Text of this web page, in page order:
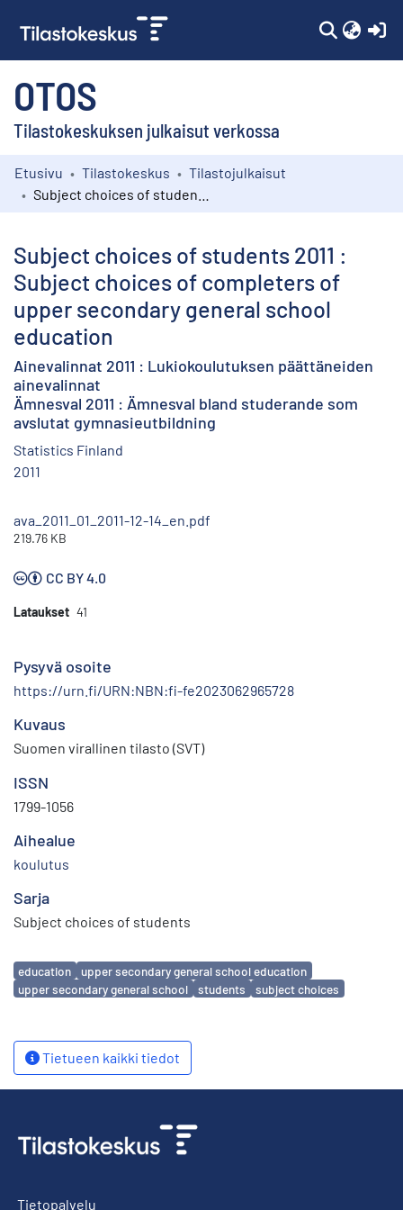
OTOS
Tilastokeskuksen julkaisut verkossa
Kokoelmat
Etusivu Tilastokeskus
Tilastojulkaisut
Subject choices of students 2011 :
Subject choices of completers of
upper secondary general school
education
Ainevalinnat 2011 : Lukiokoulutuksen päättäneiden
ainevalinnat
Ämnesval 2011 : Ämnesval bland studerande som
avslutat gymnasieutbildning
Statistics Finland
2011
ava_2011_01_2011-12-14_en.pdf
219.76 KB
CC BY 4.0
Lataukset 41
Pysyvä osoite
https://urn.fi/URN:NBN:fi-fe2023062965728
Kuvaus
Suomen virallinen tilasto (SVT)
ISSN
1799-1056
Aihealue
koulutus
Sarja
Subject choices of students
Avainsanat
education
upper secondary general school education
upper secondary general school
students subject choices
Tietueen kaikki tiedot
Tietopalvelu